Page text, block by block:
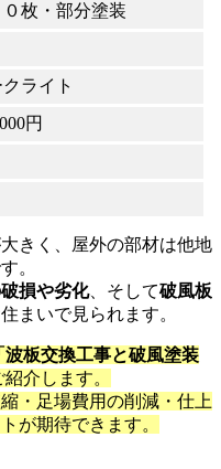
枚・部分塗装
ライト
円
きく、屋外の部材は他地
。
損や劣化、そして破風板
まいで見られます。
波板交換工事と破風塗装
介します。
・足場費用の削減・仕上
が期待できます。